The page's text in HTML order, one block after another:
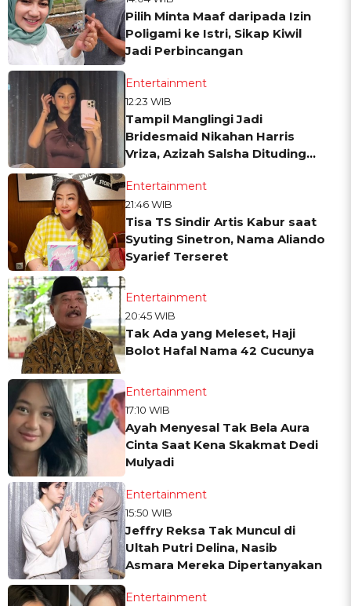
Pilih Minta Maaf daripada Izin
Poligami ke Istri, Sikap Kiwil
Jadi Perbincangan
Entertainment
12:23 WIB
Tampil Manglingi Jadi
Bridesmaid Nikahan Harris
Vriza, Azizah Salsha Dituding
Entertainment
21:46 WIB
Tisa TS Sindir Artis Kabur saat
Syuting Sinetron, Nama Aliando
Syarief Terseret
Entertainment
20:45 WIB
Tak Ada yang Meleset, Haji
Bolot Hafal Nama 42 Cucunya
Entertainment
17:10 WIB
Ayah Menyesal Tak Bela Aura
Cinta Saat Kena Skakmat Dedi
Mulyadi
Entertainment
15:50 WIB
Jeffry Reksa Tak Muncul di
Ultah Putri Delina, Nasib
Asmara Mereka Dipertanyakan
Entertainment